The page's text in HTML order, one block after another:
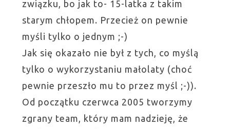
związku, bo jak to- 15-latka z takim
starym chłopem. Przecież on pewnie
myśli tylko o jednym ;-)
Jak się okazało nie był z tych, co myślą
tylko o wykorzystaniu małolaty (choć
pewnie przeszło mu to przez myśl ;-)).
Od początku czerwca 2005 tworzymy
zgrany team, który mam nadzieję, że